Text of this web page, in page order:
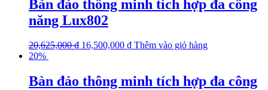
Bàn đảo thông minh tích hợp đa công
năng Lux802
20,625,000₫ 16,500,000 ₫ Thêm vào giỏ hàng
20%
Bàn đảo thông minh tích hợp đa công